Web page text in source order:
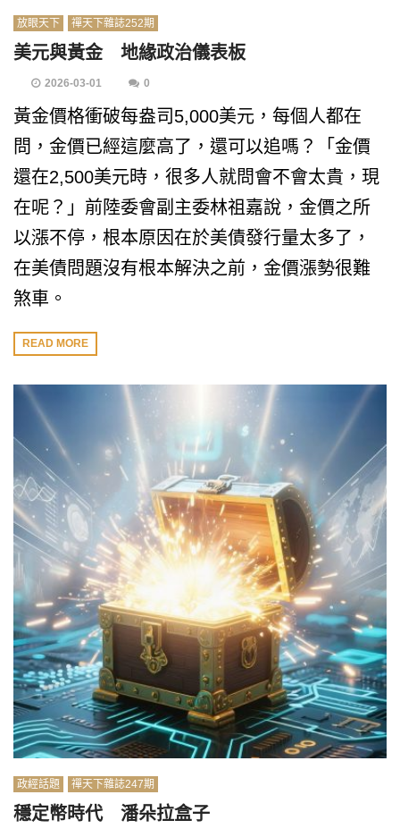
放眼天下 禪天下雜誌252期
美元與黃金 地緣政治儀表板
2026-03-01 0
黃金價格衝破每盎司5,000美元，每個人都在
問，金價已經這麼高了，還可以追嗎？「金價
還在2,500美元時，很多人就問會不會太貴，現
在呢？」前陸委會副主委林祖嘉說，金價之所
以漲不停，根本原因在於美債發行量太多了，
在美債問題沒有根本解決之前，金價漲勢很難
煞車。
READ MORE
政經話題 禪天下雜誌247期
穩定幣時代 潘朵拉盒子